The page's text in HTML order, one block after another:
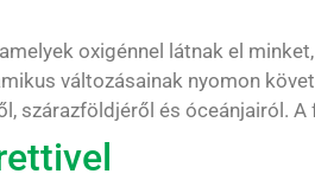
oxigénnel látnak el
változásainak nyomon
szárazföldjéről és óceánjairól.